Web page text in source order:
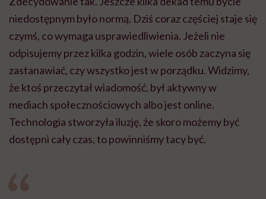
niedostępnym było normą. Dziś coraz częściej staje się
czymś, co wymaga usprawiedliwienia. Jeżeli nie
odpisujemy przez kilka godzin, wiele osób zaczyna się
zastanawiać, czy wszystko jest w porządku. Widzimy,
że ktoś przeczytał wiadomość, był aktywny w
mediach społecznościowych albo jest online.
Technologia stworzyła iluzję, że skoro możemy być
dostępni cały czas, to powinniśmy tacy być.